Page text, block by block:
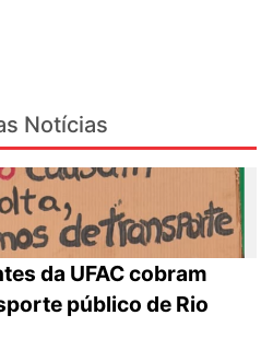
Notícias
da UFAC cobram
público de Rio